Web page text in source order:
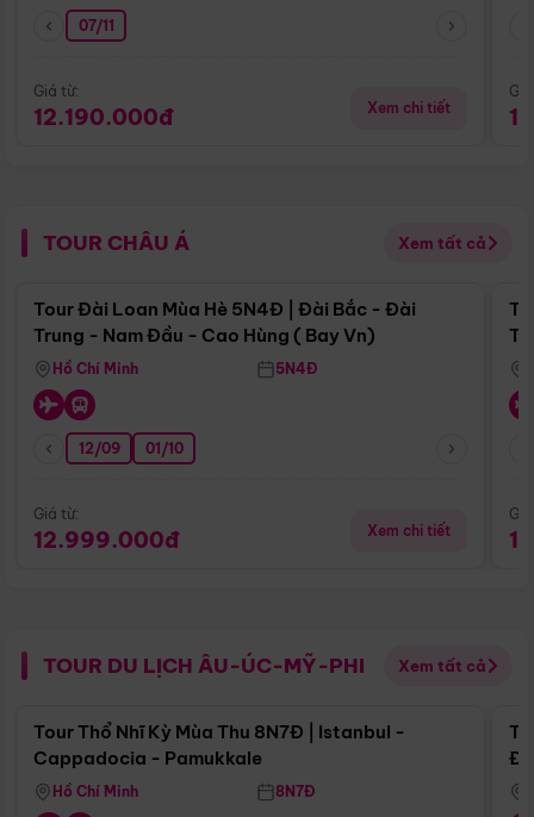
07/11
Giá từ:
12.190.000đ Xem chi tiết
TOUR CHÂU Á Xem tất cả
Điểm nổi bật
Tour Đài Loan Mùa Hè 5N4Đ | Đài Bắc - Đài
Trung - Nam Đầu - Cao Hùng ( Bay Vn)
Hồ Chí Minh 5N4Đ
12/09 01/10
Giá từ:
12.999.000đ Xem chi tiết
TOUR DU LỊCH ÂU-ÚC-MỸ-PHI Xem tất cả
Điểm nổi bật
Tour Thổ Nhĩ Kỳ Mùa Thu 8N7Đ | Istanbul -
Cappadocia - Pamukkale
Hồ Chí Minh 8N7Đ